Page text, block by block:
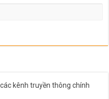
kênh truyền thông chính